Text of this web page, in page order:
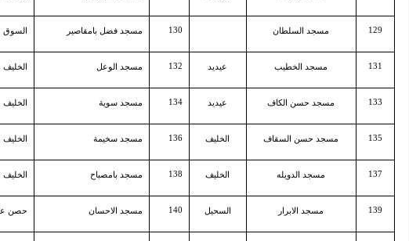
129 مسجد السلطان 130 مسجد فضل بامقاصير السوق
131 مسجد الخطيب عيديد 132 مسجد الوعل الخليف
133 مسجد حسن الكاف عيديد 134 مسجد سوية الخليف
135 مسجد حسن السقاف الخليف 136 مسجد سخيمة الخليف
137 مسجد الدويله الخليف 138 مسجد بامصباح الخليف
139 مسجد الابرار السحيل 140 مسجد الاحسان حصن